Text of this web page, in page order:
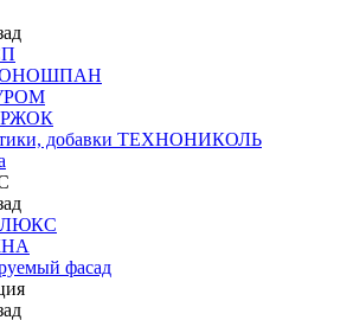
добавки ТЕХНОНИКОЛЬ
фасад